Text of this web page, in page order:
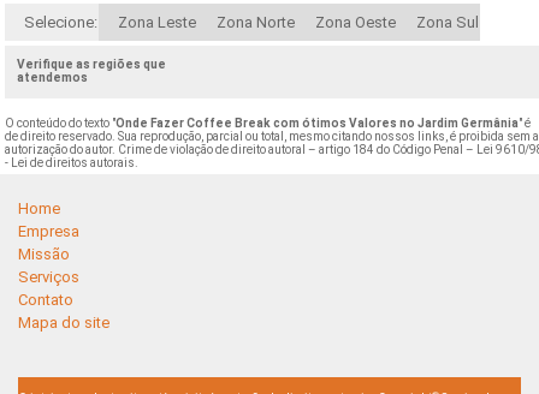
Selecione: Zona Leste Zona Norte Zona Oeste Zona Sul
Verifique as regiões que
atendemos
O conteúdo do texto "Onde Fazer Coffee Break com ótimos Valores no Jardim Germânia" é
de direito reservado. Sua reprodução, parcial ou total, mesmo citando nossos links, é proibida sem a
autorização do autor. Crime de violação de direito autoral – artigo 184 do Código Penal –
Lei 9610/
- Lei de direitos autorais
Home
Empresa
Missão
Serviços
Contato
Mapa do site